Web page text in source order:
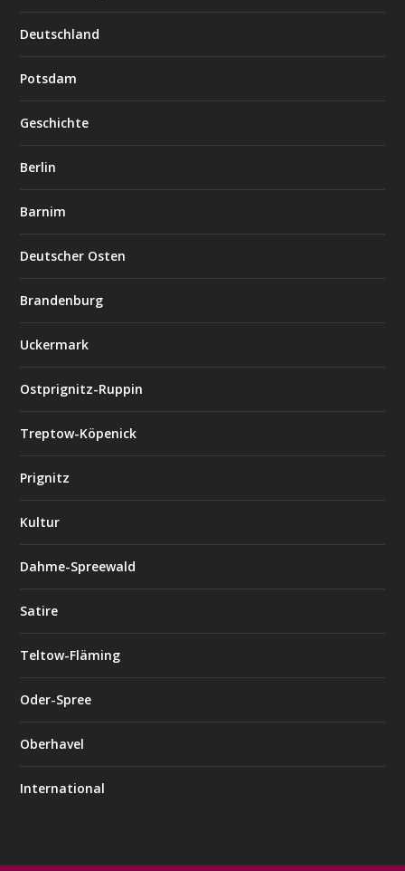
Deutschland
Potsdam
Geschichte
Berlin
Barnim
Deutscher Osten
Brandenburg
Uckermark
Ostprignitz-Ruppin
Treptow-Köpenick
Prignitz
Kultur
Dahme-Spreewald
Satire
Teltow-Fläming
Oder-Spree
Oberhavel
International